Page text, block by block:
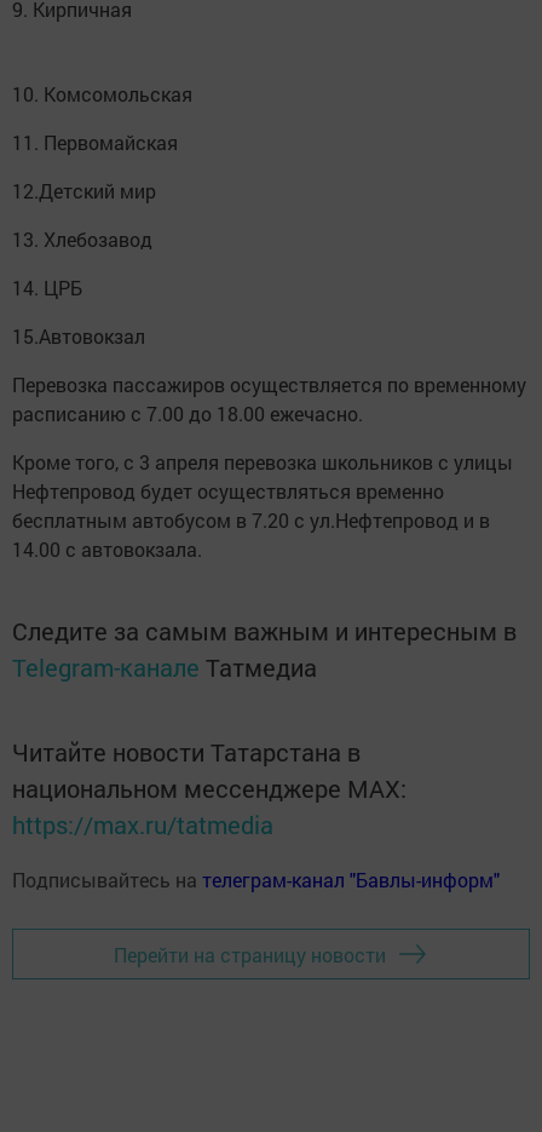
9. Кирпичная
10. Комсомольская
11. Первомайская
12.Детский мир
13. Хлебозавод
14. ЦРБ
15.Автовокзал
Перевозка пассажиров осуществляется по временному
расписанию с 7.00 до 18.00 ежечасно.
Кроме того, с 3 апреля перевозка школьников с улицы
Нефтепровод будет осуществляться временно
бесплатным автобусом в 7.20 с ул.Нефтепровод и в
14.00 с автовокзала.
Следите за самым важным и интересным в
Telegram-канале Татмедиа
Читайте новости Татарстана в
национальном мессенджере MАХ:
https://max.ru/tatmedia
Подписывайтесь на телеграм-канал "Бавлы-информ"
Перейти на страницу новости